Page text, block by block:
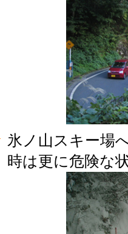
氷ノ山スキー場
時は更に危険な